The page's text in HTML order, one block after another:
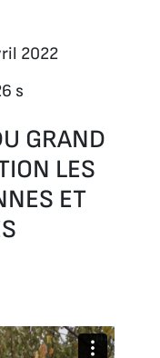
2022
s
GRAND
LES
ET